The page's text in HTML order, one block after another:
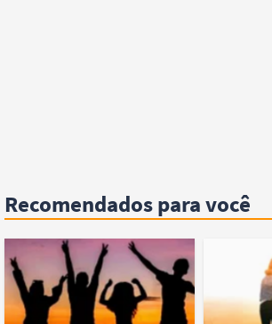
Recomendados para você